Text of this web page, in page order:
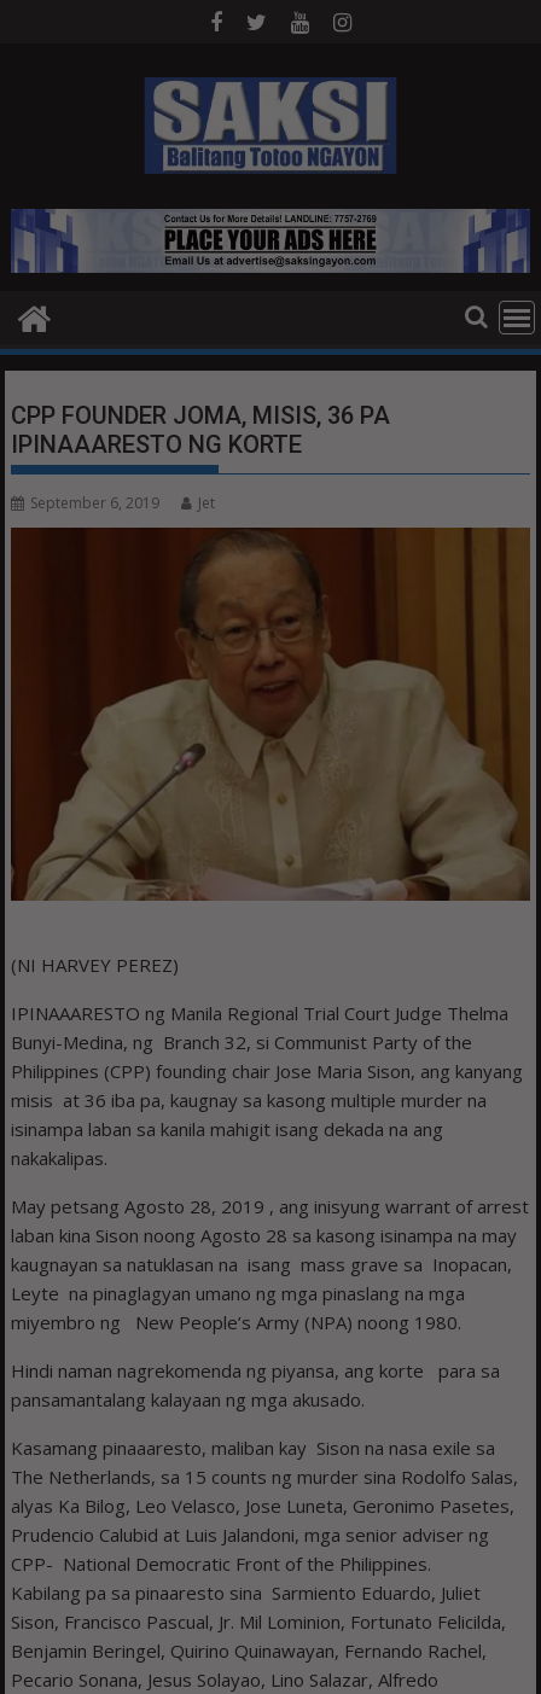
CPP FOUNDER JOMA, MISIS, 36 PA
IPINAAARESTO NG KORTE
September 6, 2019 Jet
(NI HARVEY PEREZ)
IPINAAARESTO ng Manila Regional Trial Court Judge Thelma
Bunyi-Medina, ng Branch 32, si Communist Party of the
Philippines (CPP) founding chair Jose Maria Sison, ang kanyang
misis at 36 iba pa, kaugnay sa kasong multiple murder na
isinampa laban sa kanila mahigit isang dekada na ang
nakakalipas.
May petsang Agosto 28, 2019 , ang inisyung warrant of arrest
laban kina Sison noong Agosto 28 sa kasong isinampa na may
kaugnayan sa natuklasan na isang mass grave sa Inopacan,
Leyte na pinaglagyan umano ng mga pinaslang na mga
miyembro ng New People’s Army (NPA) noong 1980.
Hindi naman nagrekomenda ng piyansa, ang korte para sa
pansamantalang kalayaan ng mga akusado.
Kasamang pinaaaresto, maliban kay Sison na nasa exile sa
The Netherlands, sa 15 counts ng murder sina Rodolfo Salas,
alyas Ka Bilog, Leo Velasco, Jose Luneta, Geronimo Pasetes,
Prudencio Calubid at Luis Jalandoni, mga senior adviser ng
CPP- National Democratic Front of the Philippines.
Kabilang pa sa pinaaresto sina Sarmiento Eduardo, Juliet
Sison, Francisco Pascual, Jr. Mil Lominion, Fortunato Felicilda,
Benjamin Beringel, Quirino Quinawayan, Fernando Rachel,
Pecario Sonana, Jesus Solayao, Lino Salazar, Alfredo